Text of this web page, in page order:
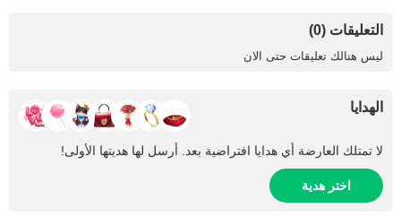
التعليقات (0)
ليس هنالك تعليقات حتى الان
الهدايا
لا تمتلك العارضة أي هدايا افتراضية بعد. أرسل لها هديتها الأولى!
اختر هدية